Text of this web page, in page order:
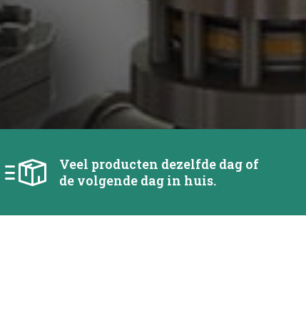
Veel producten dezelfde dag of
de volgende dag in huis.